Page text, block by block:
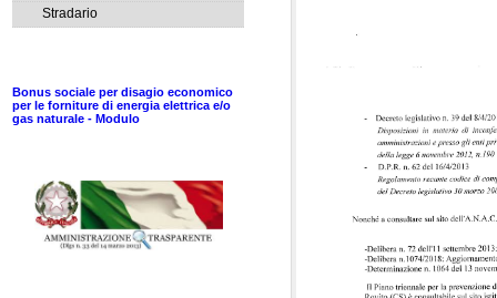
Stradario
Bonus sociale per disagio economico
per le forniture di energia elettrica e/o
gas naturale - Modulo